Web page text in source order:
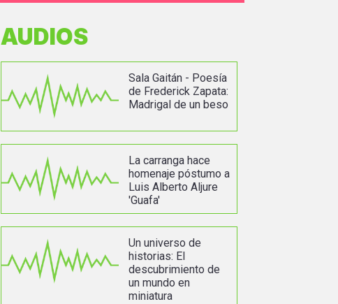
AUDIOS
Sala Gaitán - Poesía
de Frederick Zapata:
Madrigal de un beso
La carranga hace
homenaje póstumo a
Luis Alberto Aljure
'Guafa'
Un universo de
historias: El
descubrimiento de
un mundo en
miniatura